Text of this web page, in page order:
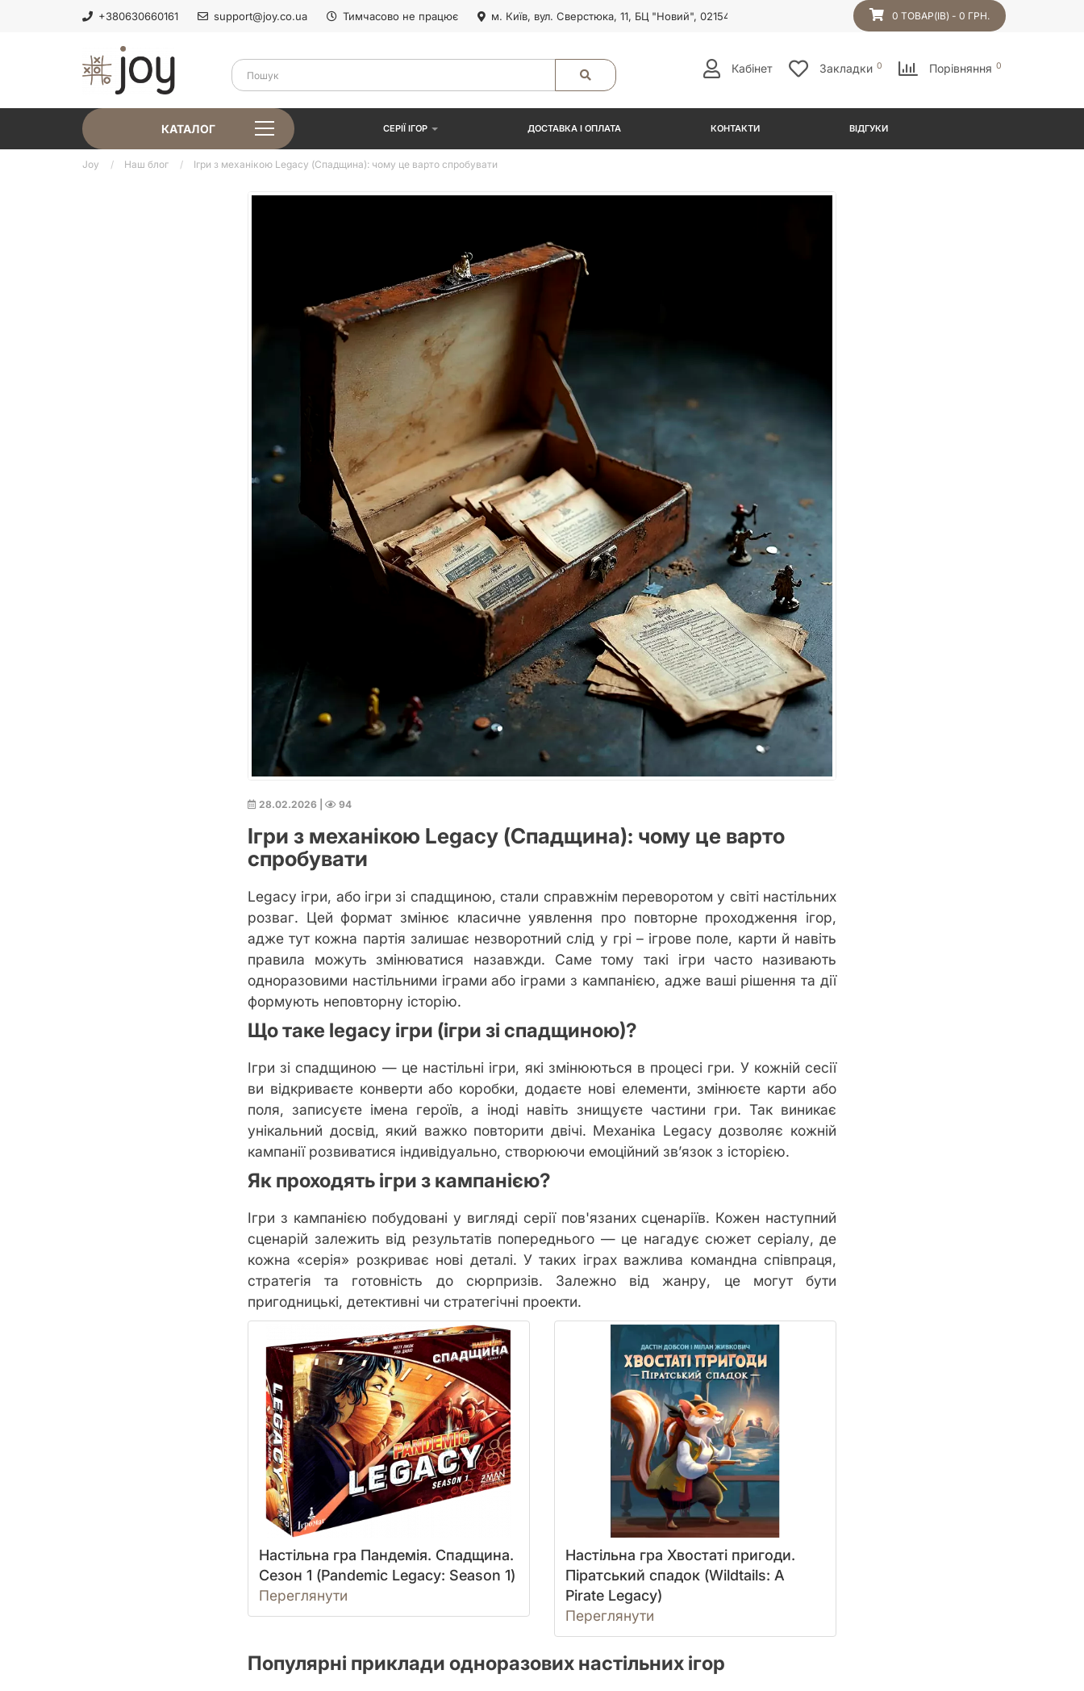
+380630660161 support@joy.co.ua Тимчасово не працює м. Київ, вул. Сверстюка, 11, БЦ "Новий", 02154 0 ТОВАР(ІВ) - 0 ГРН.
Кабінет Закладки 0 Порівняння 0
КАТАЛОГ СЕРІЇ ІГОР ДОСТАВКА І ОПЛАТА КОНТАКТИ ВІДГУКИ
Joy Наш блог Ігри з механікою Legacy (Спадщина): чому це варто спробувати
28.02.2026 94
Ігри з механікою Legacy (Спадщина): чому це варто
спробувати
Legacy ігри, або ігри зі спадщиною, стали справжнім переворотом у світі настільних
розваг. Цей формат змінює класичне уявлення про повторне проходження ігор,
адже тут кожна партія залишає незворотний слід у грі – ігрове поле, карти й навіть
правила можуть змінюватися назавжди. Саме тому такі ігри часто називають
одноразовими настільними іграми або іграми з кампанією, адже ваші рішення та дії
формують неповторну історію.
Що таке legacy ігри (ігри зі спадщиною)?
Ігри зі спадщиною — це настільні ігри, які змінюються в процесі гри. У кожній сесії
ви відкриваєте конверти або коробки, додаєте нові елементи, змінюєте карти або
поля, записуєте імена героїв, а іноді навіть знищуєте частини гри. Так виникає
унікальний досвід, який важко повторити двічі. Механіка Legacy дозволяє кожній
кампанії розвиватися індивідуально, створюючи емоційний зв’язок з історією.
Як проходять ігри з кампанією?
Ігри з кампанією побудовані у вигляді серії пов'язаних сценаріїв. Кожен наступний
сценарій залежить від результатів попереднього — це нагадує сюжет серіалу, де
кожна «серія» розкриває нові деталі. У таких іграх важлива командна співпраця,
стратегія та готовність до сюрпризів. Залежно від жанру, це могут бути
пригодницькі, детективні чи стратегічні проекти.
Настільна гра Пандемія. Спадщина.
Сезон 1 (Pandemic Legacy: Season 1)
Переглянути
Настільна гра Хвостаті пригоди.
Піратський спадок (Wildtails: A
Pirate Legacy)
Переглянути
Популярні приклади одноразових настільних ігор